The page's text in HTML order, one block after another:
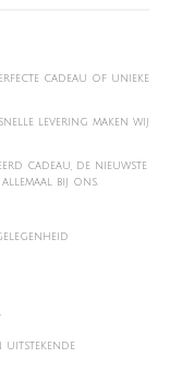
cadeau of unieke
levering maken wij
cadeau, de nieuwste
bij ons.
uitstekende